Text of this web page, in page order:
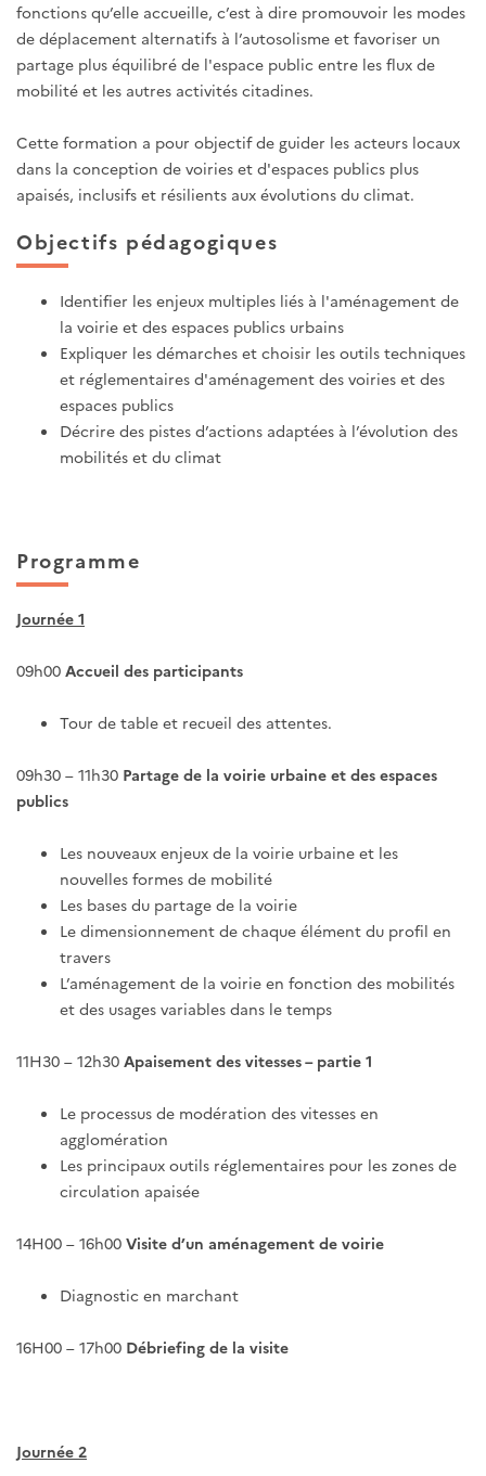
fonctions qu’elle accueille, c’est à dire promouvoir les modes
de déplacement alternatifs à l’autosolisme et favoriser un
partage plus équilibré de l'espace public entre les flux de
mobilité et les autres activités citadines.
Cette formation a pour objectif de guider les acteurs locaux
dans la conception de voiries et d'espaces publics plus
apaisés, inclusifs et résilients aux évolutions du climat.
Objectifs pédagogiques
Identifier les enjeux multiples liés à l'aménagement de
la voirie et des espaces publics urbains
Expliquer les démarches et choisir les outils techniques
et réglementaires d'aménagement des voiries et des
espaces publics
Décrire des pistes d’actions adaptées à l’évolution des
mobilités et du climat
Programme
Journée 1
09h00 Accueil des participants
Tour de table et recueil des attentes.
09h30 – 11h30 Partage de la voirie urbaine et des espaces
publics
Les nouveaux enjeux de la voirie urbaine et les
nouvelles formes de mobilité
Les bases du partage de la voirie
Le dimensionnement de chaque élément du profil en
travers
L’aménagement de la voirie en fonction des mobilités
et des usages variables dans le temps
11H30 – 12h30 Apaisement des vitesses – partie 1
Le processus de modération des vitesses en
agglomération
Les principaux outils réglementaires pour les zones de
circulation apaisée
14H00 – 16h00 Visite d’un aménagement de voirie
Diagnostic en marchant
16H00 – 17h00 Débriefing de la visite
Journée 2